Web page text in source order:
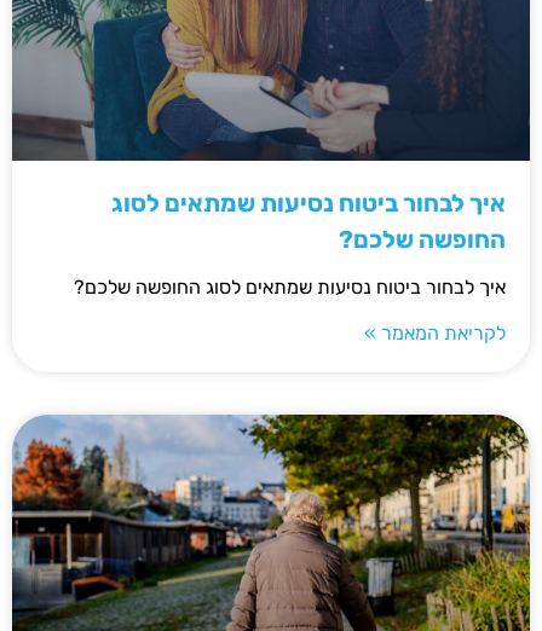
איך לבחור ביטוח נסיעות שמתאים לסוג
החופשה שלכם?
איך לבחור ביטוח נסיעות שמתאים לסוג החופשה שלכם?
לקריאת המאמר »